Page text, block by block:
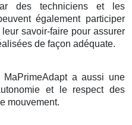
des techniciens et les
également participer
savoir-faire pour assurer
de façon adéquate.
a aussi une
et le respect des
mouvement.